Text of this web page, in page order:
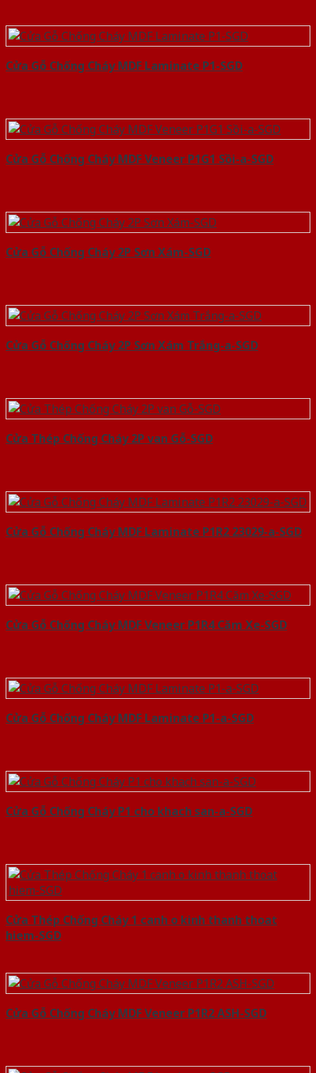
Cửa Gỗ Chống Cháy MDF Laminate P1-SGD
Cửa Gỗ Chống Cháy MDF Veneer P1G1 Sồi-a-SGD
Cửa Gỗ Chống Cháy 2P Sơn Xám-SGD
Cửa Gỗ Chống Cháy 2P Sơn Xám Trắng-a-SGD
Cửa Thép Chống Cháy 2P van Gỗ-SGD
Cửa Gỗ Chống Cháy MDF Laminate P1R2 23029-a-SGD
Cửa Gỗ Chống Cháy MDF Veneer P1R4 Căm Xe-SGD
Cửa Gỗ Chống Cháy MDF Laminate P1-a-SGD
Cửa Gỗ Chống Cháy P1 cho khach san-a-SGD
Cửa Thép Chống Cháy 1 canh o kinh thanh thoat
hiem-SGD
Cửa Gỗ Chống Cháy MDF Veneer P1R2 ASH-SGD